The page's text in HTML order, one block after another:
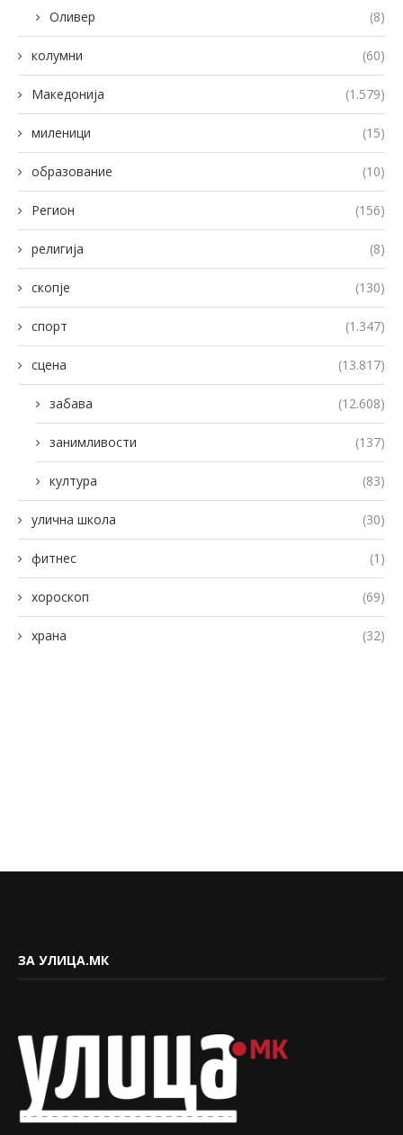
Оливер (8)
колумни (60)
Македонија (1.579)
миленици (15)
образование (10)
Регион (156)
религија (8)
скопје (130)
спорт (1.347)
сцена (13.817)
забава (12.608)
занимливости (137)
култура (83)
улична школа (30)
фитнес (1)
хороскоп (69)
храна (32)
ЗА УЛИЦА.МК